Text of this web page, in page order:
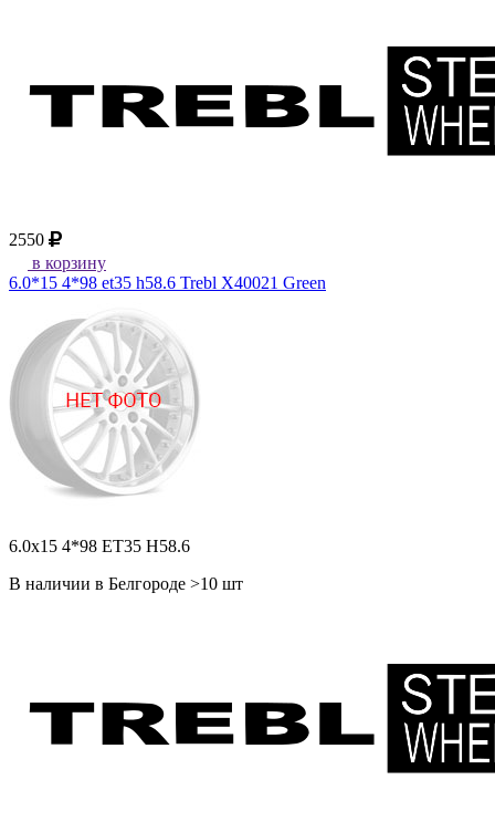
2550
в корзину
6.0*15 4*98 et35 h58.6 Trebl X40021 Green
6.0x15 4*98 ET35 H58.6
В наличии в Белгороде >10 шт